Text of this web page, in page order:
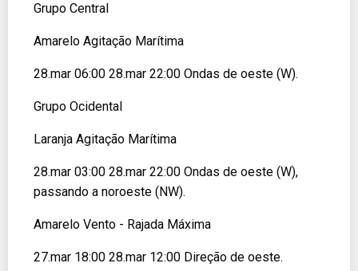
Grupo Central
Amarelo Agitação Marítima
28.mar 06:00 28.mar 22:00 Ondas de oeste (W).
Grupo Ocidental
Laranja Agitação Marítima
28.mar 03:00 28.mar 22:00 Ondas de oeste (W),
passando a noroeste (NW).
Amarelo Vento - Rajada Máxima
27.mar 18:00 28.mar 12:00 Direção de oeste.